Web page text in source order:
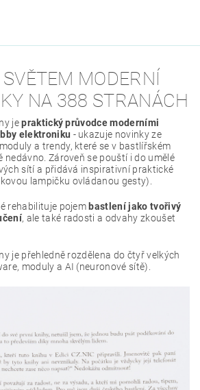
MODERNÍ
NA 388 STRANÁCH
jepraktický průvodce moderními
elektroniku - ukazuje novinky ze
a trendy, které se v bastlířském
nedávno. Zároveň se pouští i do umělé
sítí a přidává inspirativní praktické
lampičku ovládanou gesty).
rehabilituje pojem bastlení jako tvořivý
, ale také radosti a odvahy zkoušet
je přehledně rozdělena do čtyř velkých
moduly a AI (neuronové sítě).